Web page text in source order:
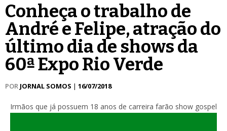
Conheça o trabalho de
André e Felipe, atração do
último dia de shows da
60ª Expo Rio Verde
POR JORNAL SOMOS | 16/07/2018
Irmãos que já possuem 18 anos de carreira farão show gospel